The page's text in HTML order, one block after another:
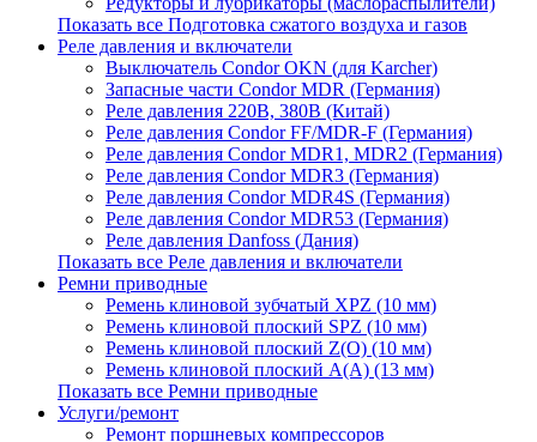
Показать все Подготовка сжатого воздуха и газов
Реле давления и включатели
Выключатель Condor OKN (для Karcher)
Запасные части Сondor MDR (Германия)
Реле давления 220В, 380В (Китай)
Реле давления Condor FF/MDR-F (Германия)
Реле давления Condor MDR1, MDR2 (Германия)
Реле давления Condor MDR3 (Германия)
Реле давления Condor MDR4S (Германия)
Реле давления Condor MDR53 (Германия)
Реле давления Danfoss (Дания)
Показать все Реле давления и включатели
Ремни приводные
Ремень клиновой зубчатый XPZ (10 мм)
Ремень клиновой плоский SPZ (10 мм)
Ремень клиновой плоский Z(О) (10 мм)
Ремень клиновой плоский А(А) (13 мм)
Показать все Ремни приводные
Услуги/ремонт
Ремонт поршневых компрессоров